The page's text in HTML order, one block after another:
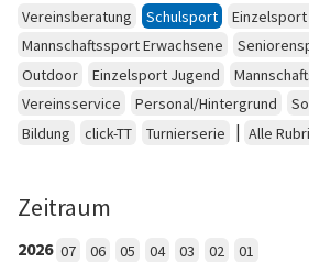
Vereinsberatung Schulsport
Mannschaftssport Erwachsene
Outdoor
Einzelsport Jugend
Vereinsservice
Personal/Hintergrund
Bildung
click-TT Turnierserie | Alle
Zeitraum
2026 07 06 05 04 03 02 01